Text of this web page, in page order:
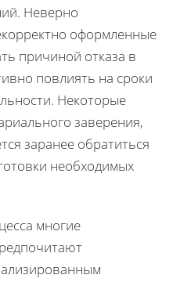
Неверно
оформленные
причиной отказа в
повлиять на сроки
Некоторые
заверения,
заранее обратиться
необходимых
многие